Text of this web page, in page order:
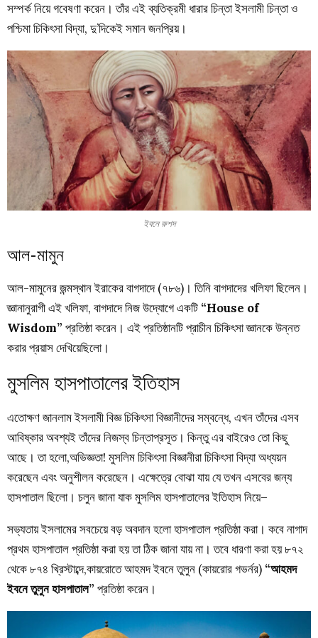
সম্পর্কনিয়েগবেষণাকরেন ।তাঁরএইব্যতিক্রমী ধারারচিন্তাইসলামীচিন্তাও
পশ্চিমাচিকিৎসাবিদ্যা, দু’দিকেইসমানজনপ্রিয়।
ইবনে রুশদ
আল-মামুন
আল-মামুনেরজন্মস্থানইরাকেরবাগদাদে(৭৮৬)। তিনিবাগদাদেরখলিফাছিলেন ।
জ্ঞানানুরাগীএইখলিফা, বাগদাদেনিজউদ্যোগেএকটি “House of
Wisdom” প্রতিষ্ঠাকরেন । এইপ্রতিষ্ঠানটিপ্রাচীনচিকিৎসাজ্ঞানকেউন্নত
করারপ্রয়াসদেখিয়েছিলো।
মুসলিম হাসপাতালের ইতিহাস
এতোক্ষণ জানলাম ইসলামী বিজ্ঞ চিকিৎসা বিজ্ঞানীদের সম্বন্ধে, এখন তাঁদের এসব
আবিষ্কার অবশ্যই তাঁদের নিজস্ব চিন্তাপ্রসূত। কিন্তু এর বাইরেও তো কিছু
আছে ।তা হলো,অভিজ্ঞতা! মুসলিম চিকিৎসা বিজ্ঞানীরা চিকিৎসা বিদ্যা অধ্যয়ন
করেছেন এবং অনুশীলন করেছেন । এক্ষেত্রেবোঝাযায়যেতখনএসবেরজন্য
হাসপাতালছিলো। চলুনজানাযাকমুসলিমহাসপাতালেরইতিহাসনিয়ে–
সভ্যতায়ইসলামেরসবচেয়েবড়অবদানহলোহাসপাতালপ্রতিষ্ঠাকরা। কবেনাগাদ
প্রথমহাসপাতালপ্রতিষ্ঠাকরাহয়তাঠিকজানাযায়না।তবে ধারণাকরাহয়৮৭২
থেকে৮৭৪ খ্রিস্টাব্দে,কায়রোতেআহমদইবনেতুলুন (কায়রোরগভর্নর) “আহমদ
ইবনেতুলুনহাসপাতাল” প্রতিষ্ঠাকরেন ।